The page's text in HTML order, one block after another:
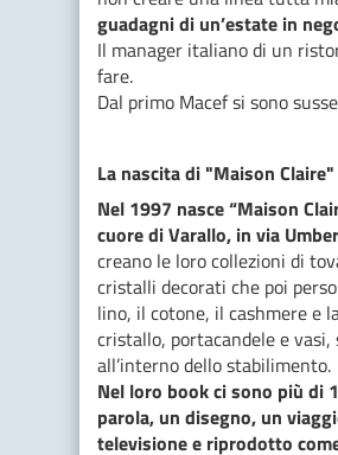
guadagni di un’estate in
Il manager italiano di un
fare.
Dal primo Macef si sono
La nascita di "Maison Claire"
Nel 1997 nasce “Maison
cuore di Varallo, in via
creano le loro collezioni di
cristalli decorati che poi
lino, il cotone, il cashmere e
cristallo, portacandele e
all’interno dello stabilimento.
Nel loro book ci sono più di
parola, un disegno, un
televisione e riprodotto